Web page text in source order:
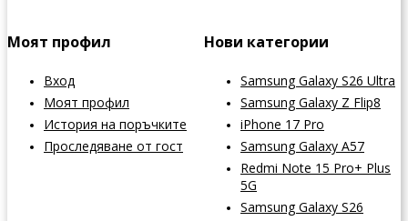
Моят профил
Вход
Моят профил
История на поръчките
Проследяване от гост
Нови категории
Samsung Galaxy S26 Ultra
Samsung Galaxy Z Flip8
iPhone 17 Pro
Samsung Galaxy A57
Redmi Note 15 Pro+ Plus
5G
Samsung Galaxy S26